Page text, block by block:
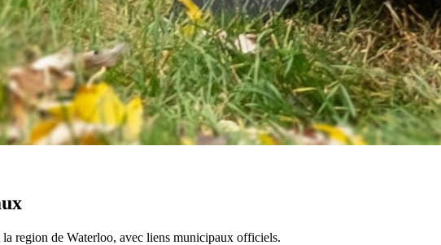
region de Waterloo, avec liens municipaux officiels.